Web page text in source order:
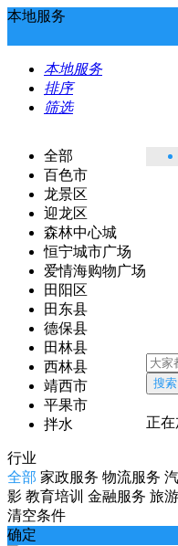
本地服务
本地服务
排序
筛选
全部
百色市
龙景区
迎龙区
森林中心城
恒宁城市广场
爱情海购物广场
田阳区
田东县
德保县
田林县
西林县
靖西市
平果市
拌水
行业
全部 家政服务 物流服务
影 教育培训 金融服务 旅
清空条件
确定
搜索
正在